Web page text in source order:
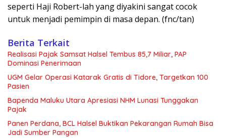
seperti Haji Robert-lah yang diyakini sangat cocok
untuk menjadi pemimpin di masa depan. (fnc/tan)
Berita Terkait
Realisasi Pajak Samsat Halsel Tembus 85,7 Miliar, PAP
Dominasi Penerimaan
UGM Gelar Operasi Katarak Gratis di Tidore, Targetkan 100
Pasien
Bapenda Maluku Utara Apresiasi NHM Lunasi Tunggakan
Pajak
Panen Perdana, BCL Halsel Buktikan Pekarangan Rumah Bisa
Jadi Sumber Pangan